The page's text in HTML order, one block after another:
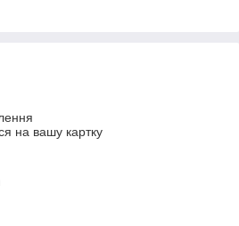
на вашу картку